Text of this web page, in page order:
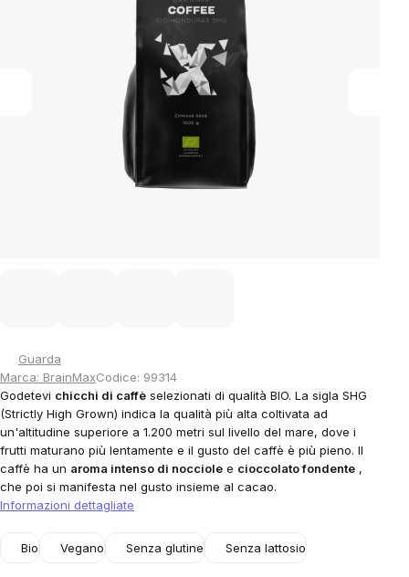
Guarda
Marca: BrainMaxCodice: 99314
Godetevi chicchi di caffè selezionati di qualità BIO. La sigla SHG
(Strictly High Grown) indica la qualità più alta coltivata ad
un'altitudine superiore a 1.200 metri sul livello del mare, dove i
frutti maturano più lentamente e il gusto del caffè è più pieno. Il
caffè ha un aroma intenso di nocciole e cioccolato fondente ,
che poi si manifesta nel gusto insieme al cacao.
Informazioni dettagliate
Bio Vegano Senza glutine Senza lattosio